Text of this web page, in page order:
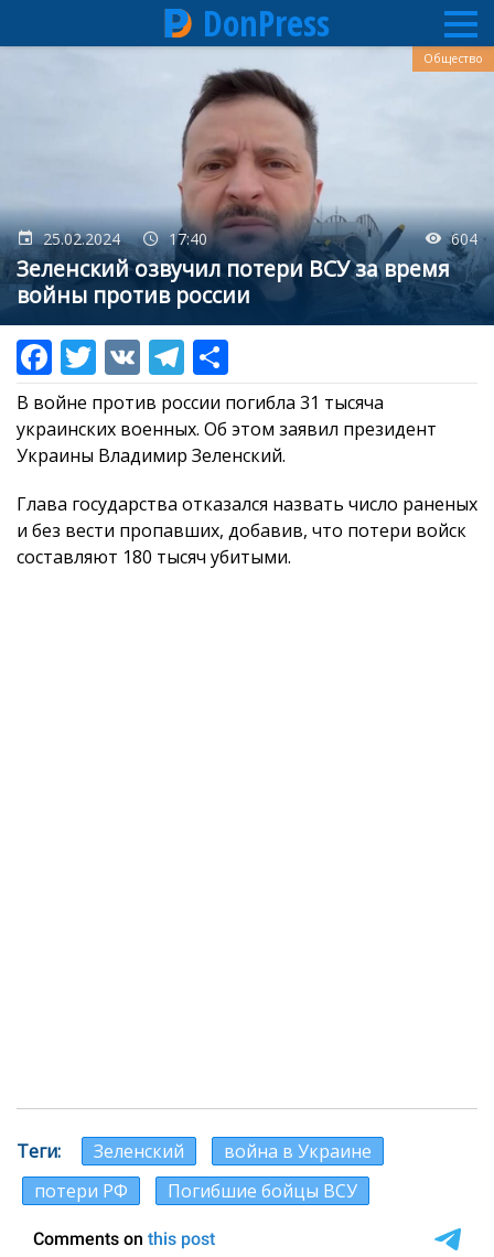
DonPress
25.02.2024 17:40 604
Зеленский озвучил потери ВСУ за время
войны против россии
Общество
В войне против россии погибла 31 тысяча
украинских военных. Об этом заявил президент
Украины Владимир Зеленский.
Глава государства отказался назвать число раненых
и без вести пропавших, добавив, что потери войск
составляют 180 тысяч убитыми.
Теги Зеленский
война в Украине
потери РФ
Погибшие бойцы ВСУ